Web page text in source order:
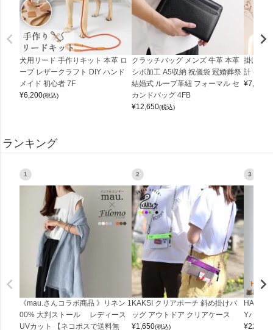
犬用リード 手作りキット 本革 ロ
ープ レザークラフト DIY ハンド
メイド 初心者 7F
¥6,200(税込)
クラッチバッグ メンズ 牛革 本革
シボ加工 A5収納 祝儀袋 冠婚葬祭
結婚式 ループ革紐 フォーマル セ
カンドバッグ 4FB
¥12,650(税込)
掛け時
計
¥7,150
ランキング
1
《mau.さんコラボ商品 》リネン 1
00% 大判ストール レディース
UVカット 【ネコポスで送料無
2
KAKSI クリアポーチ 斜め掛けバ
ッグ アウトドア クリアケース
¥1,650(税込)
3
Yバッグ
¥22,000